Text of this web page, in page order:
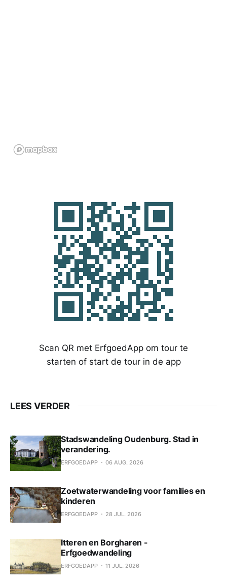
Scan QR met ErfgoedApp om tour te
starten of start de tour in de app
LEES VERDER
Stadswandeling Oudenburg. Stad in
verandering.
ERFGOEDAPP 06 AUG. 2026
Zoetwaterwandeling voor families en
kinderen
ERFGOEDAPP 28 JUL. 2026
Itteren en Borgharen -
Erfgoedwandeling
ERFGOEDAPP 11 JUL. 2026